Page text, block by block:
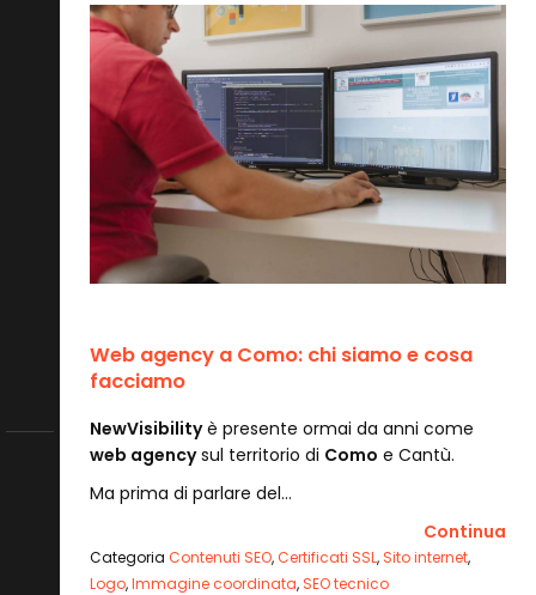
Web agency a Como: chi siamo e cosa
facciamo
NewVisibilityè presente ormai da anni come
web agencysul territorio di Como e Cantù.
Ma prima di parlare del…
Continua
Categoria Contenuti SEO,Certificati SSL, Sito internet,
Logo,Immagine coordinata, SEO tecnico